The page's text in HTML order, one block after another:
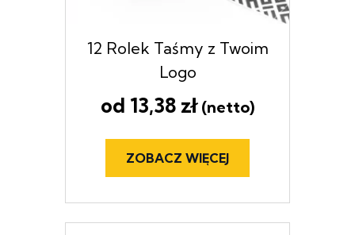
12 Rolek Taśmy z Twoim
Logo
od 13,38 zł (netto)
ZOBACZ WIĘCEJ